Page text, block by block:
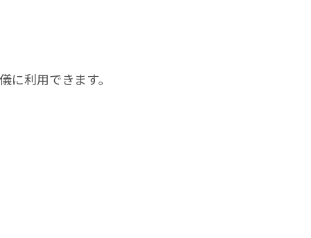
利用できます。